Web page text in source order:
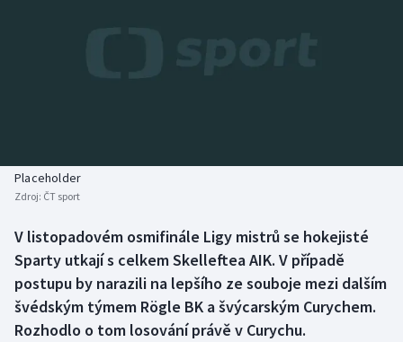
Boby a skeleton
Box
Curling
Dostihy
AZ kvíz
Placeholder
Zdroj: ČT sport
V listopadovém osmifinále Ligy mistrů se hokejisté
Sparty utkají s celkem Skelleftea AIK. V případě
postupu by narazili na lepšího ze souboje mezi dalším
švédským týmem Rögle BK a švýcarským Curychem.
Rozhodlo o tom losování právě v Curychu.